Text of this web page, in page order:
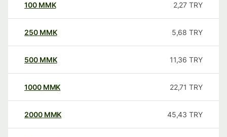
100 MMK 2,27 TRY
250 MMK 5,68 TRY
500 MMK 11,36 TRY
1000 MMK 22,71 TRY
2000 MMK 45,43 TRY